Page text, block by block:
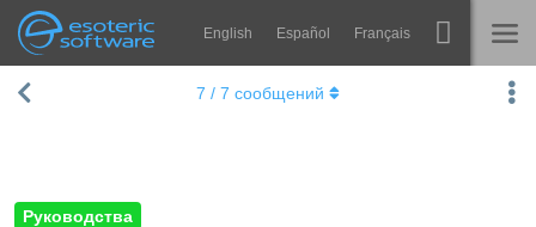
Esoteric Software
Navigation English Español Français
ГЛАВНАЯ Spine
Руководства
7 / 7 сообщений